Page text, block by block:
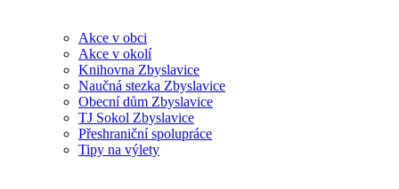
Akce v obci
Akce v okolí
Knihovna Zbyslavice
Naučná stezka Zbyslavice
Obecní dům Zbyslavice
TJ Sokol Zbyslavice
Přeshraniční spolupráce
Tipy na výlety